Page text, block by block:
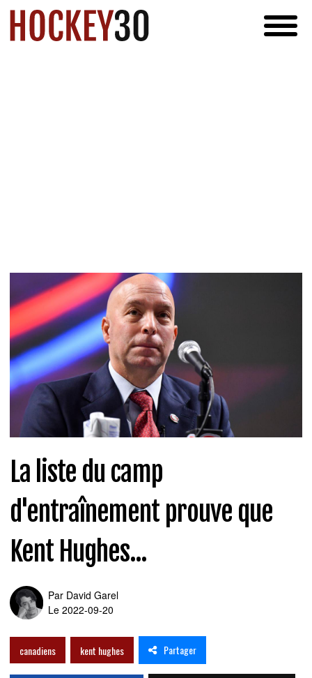
La liste du camp
d'entraînement prouve que
Kent Hughes...
Par David Garel
Le 2022-09-20
canadiens kent hughes Partager